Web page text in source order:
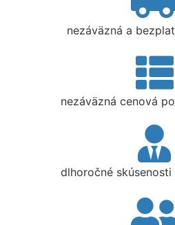
nezáväzná a
nezáväzná cenová
dlhoročné